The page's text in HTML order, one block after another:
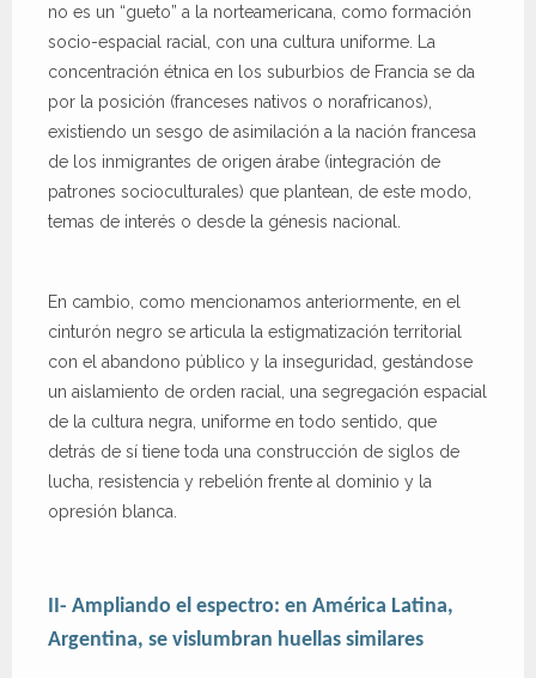
no es un “gueto” a la norteamericana, como formación
socio-espacial racial, con una cultura uniforme. La
concentración étnica en los suburbios de Francia se da
por la posición (franceses nativos o norafricanos),
existiendo un sesgo de asimilación a la nación francesa
de los inmigrantes de origen árabe (integración de
patrones socioculturales) que plantean, de este modo,
temas de interés o desde la génesis nacional.
En cambio, como mencionamos anteriormente, en el
cinturón negro se articula la estigmatización territorial
con el abandono público y la inseguridad, gestándose
un aislamiento de orden racial, una segregación espacial
de la cultura negra, uniforme en todo sentido, que
detrás de sí tiene toda una construcción de siglos de
lucha, resistencia y rebelión frente al dominio y la
opresión blanca.
II- Ampliando el espectro: en América Latina,
Argentina, se vislumbran huellas similares